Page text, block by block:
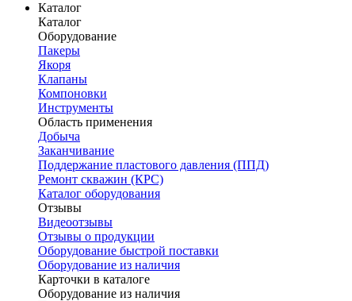
Каталог
Каталог
Оборудование
Пакеры
Якоря
Клапаны
Компоновки
Инструменты
Область применения
Добыча
Заканчивание
Поддержание пластового давления (ППД)
Ремонт скважин (КРС)
Каталог оборудования
Отзывы
Видеоотзывы
Отзывы о продукции
Оборудование быстрой поставки
Оборудование из наличия
Карточки в каталоге
Оборудование из наличия